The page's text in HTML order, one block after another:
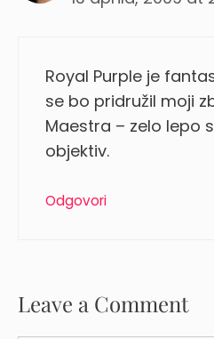
Royal Purple je
se bo pridružil moji
Maestra – zelo lepo
objektiv.
Odgovori
Leave a Comment